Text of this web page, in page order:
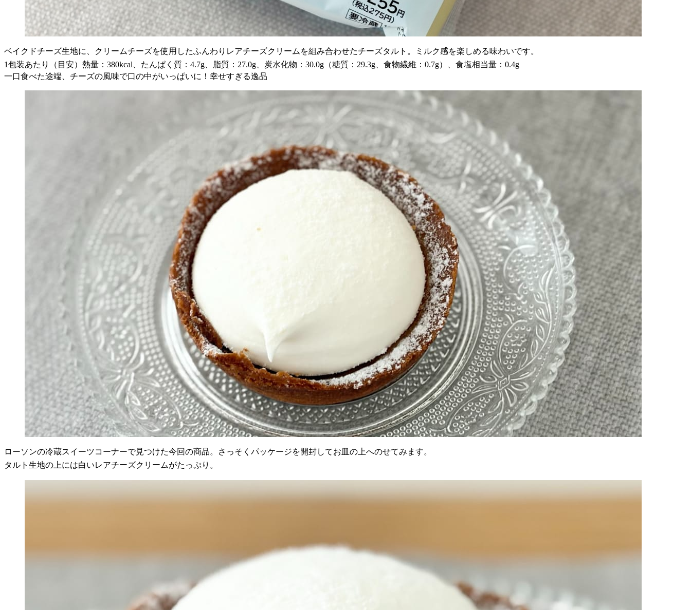
ベイクドチーズ生地に、クリームチーズを使用したふんわりレアチーズクリームを組み合わせたチーズタルト。ミルク感を楽しめる味わいです。
1包装あたり（目安）熱量：380kcal、たんぱく質：4.7g、脂質：27.0g、炭水化物：30.0g（糖質：29.3g、食物繊維：0.7g）、食塩相当量：0.4g
一口食べた途端、チーズの風味で口の中がいっぱいに！幸せすぎる逸品
ローソンの冷蔵スイーツコーナーで見つけた今回の商品。さっそくパッケージを開封してお皿の上へのせてみます。
タルト生地の上には白いレアチーズクリームがたっぷり。